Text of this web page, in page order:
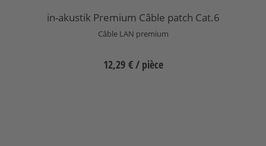
in-akustik Premium Câble patch Cat.6
Câble LAN premium
12,29 €/ pièce